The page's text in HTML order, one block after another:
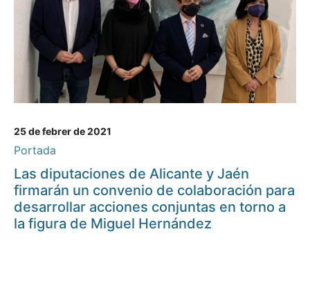
25 de febrer de 2021
Portada
Las diputaciones de Alicante y Jaén
firmarán un convenio de colaboración para
desarrollar acciones conjuntas en torno a
la figura de Miguel Hernández